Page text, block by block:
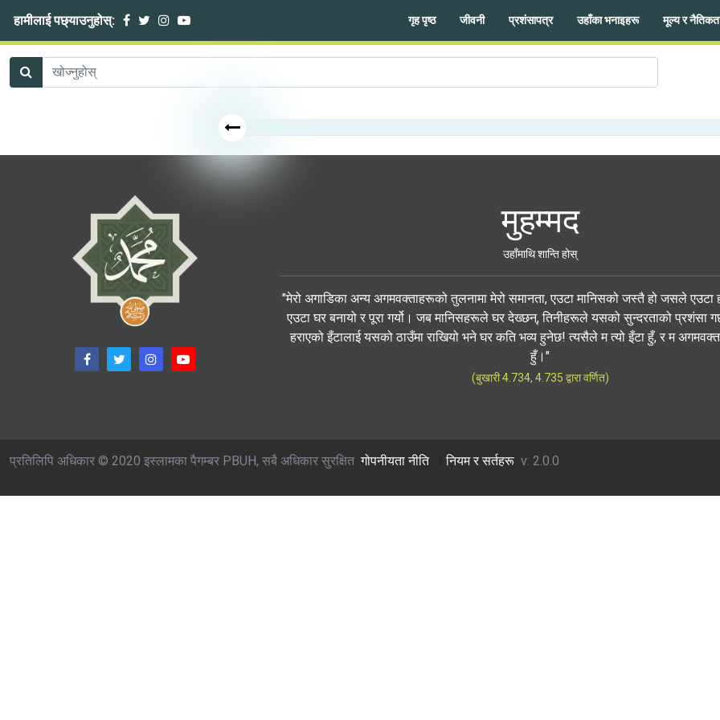
हामीलाई पछ्याउनुहोस्: गृह पृष्ठ जीवनी प्रशंसापत्र उहाँका भनाइहरू मूल्य र
मुहम्मद
उहाँमाथि शान्ति होस्
"मेरो अगाडिका अन्य अगमवक्ताहरूको तुलनामा मेरो समानता, एउटा मानिसको जस्तै हो जसले एउटा
एउटा घर बनायो र पूरा गर्यो। जब मानिसहरूले घर देख्छन्, तिनीहरूले यसको सुन्दरताको प्रशंसा
हराएको इँटालाई यसको ठाउँमा राखियो भने घर कति भव्य हुनेछ! त्यसैले म त्यो इँटा हुँ, र म
हुँ।"
(बुखारी 4.734, 4.735 द्वारा वर्णित)
प्रतिलिपि अधिकार © 2020 इस्लामका पैगम्बर PBUH, सबै अधिकार सुरक्षित गोपनीयता नीति |नियम र सर्तहरू v: 2.0.0